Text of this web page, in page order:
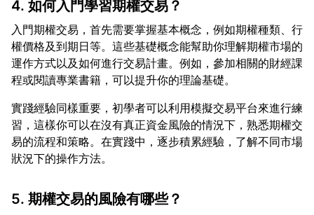
4. 如何入門學習期權交易？
入門期權交易，首先需要掌握基本概念，例如期權種類、行
權價格及到期日等。這些基礎概念能幫助你理解期權市場的
運作方式以及如何進行交易計畫。例如，參加相關的財經課
實踐經驗同樣重要，初學者可以利用模擬交易平台來進行練
習，這樣你可以在沒有真正資金風險的情況下，熟悉期權交
易的流程和策略。在實踐中，逐步積累經驗，了解不同市場
5. 期權交易的風險有哪些？